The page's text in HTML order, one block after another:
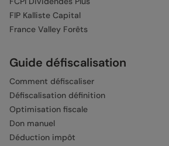
FIP Kalliste Capital
France Valley Forêts
Guide défiscalisation
Comment défiscaliser
Défiscalisation définition
Optimisation fiscale
Don manuel
Déduction impôt